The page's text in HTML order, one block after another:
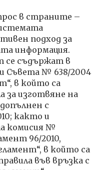
в страните –
подход за
информация.
се съдържат в
Съвета № 638/2004
в който са
за изготвяне на
с
както и
комисия №
96/2010,
в който са
във връзка с